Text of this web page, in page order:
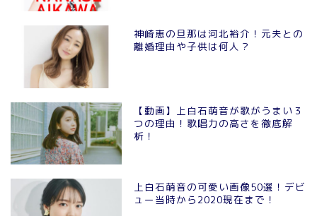
神崎恵の旦那は河北裕介！元夫との
離婚理由や子供は何人？
【動画】上白石萌音が歌がうまい３
つの理由！歌唱力の高さを徹底解
析！
上白石萌音の可愛い画像50選！デビ
ュー当時から2020現在まで！